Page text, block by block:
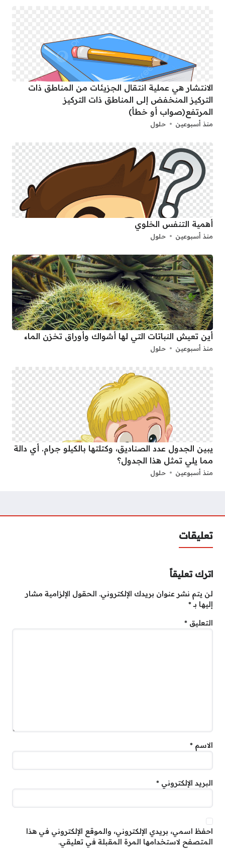
الانتشار هي عملية انتقال الجزيئات من المناطق ذات
التركيز المنخفض إلى المناطق ذات التركيز
المرتفع(صواب أو خطأ)
منذ أسبوعين حلول
أهمية التنفس الخلوي
منذ أسبوعين حلول
أين تعيش النباتات التي لها أشواك وأوراق تخزن الماء
منذ أسبوعين حلول
يبين الجدول عدد الصناديق، وكتلتها بالكيلو جرام. أي دالة
مما يلي تمثل هذا الجدول؟
منذ أسبوعين حلول
تعليقات
اترك تعليقاً
لن يتم نشر عنوان بريدك الإلكتروني. الحقول الإلزامية مشار
إليها بـ*
التعليق *
الاسم *
البريد الإلكتروني *
احفظ اسمي، بريدي الإلكتروني، والموقع الإلكتروني في هذا
المتصفح لاستخدامها المرة المقبلة في تعليقي.